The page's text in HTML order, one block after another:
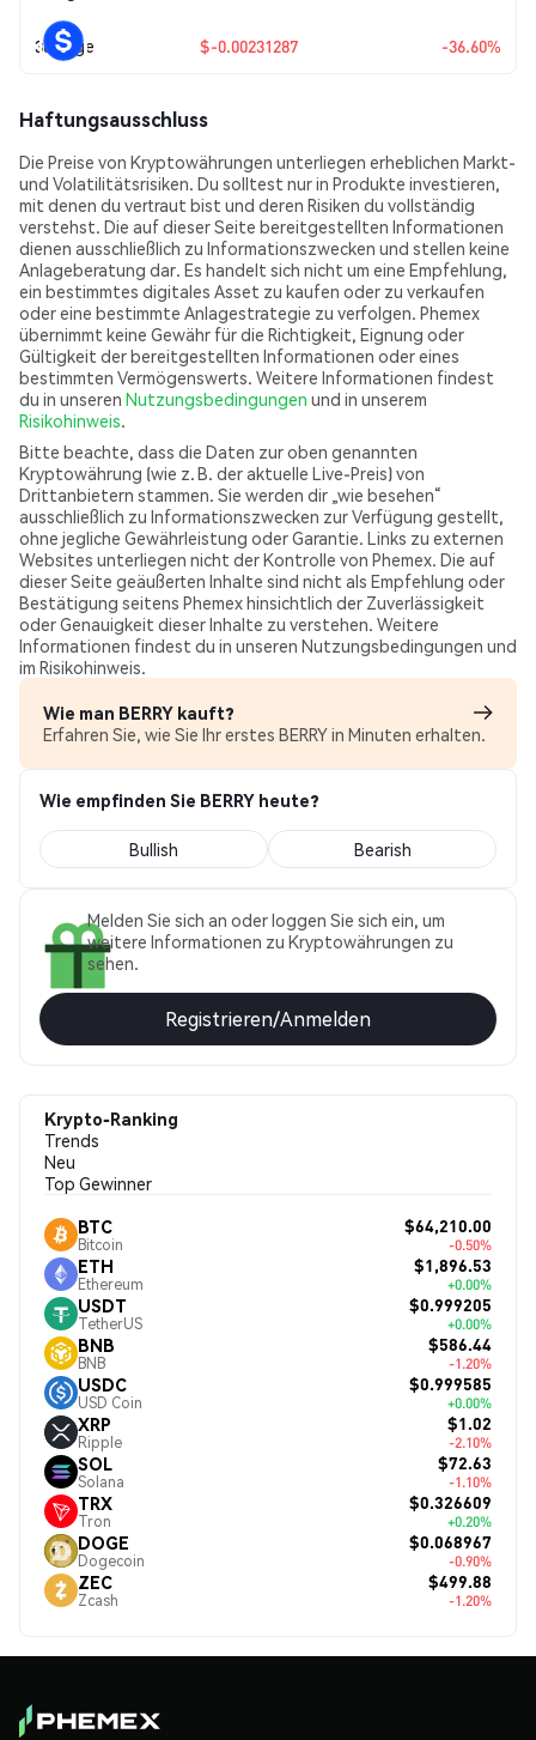
30 Tage $-0.00231287 -36.60%
Haftungsausschluss
Die Preise von Kryptowährungen unterliegen erheblichen Markt-
und Volatilitätsrisiken. Du solltest nur in Produkte investieren,
mit denen du vertraut bist und deren Risiken du vollständig
verstehst. Die auf dieser Seite bereitgestellten Informationen
dienen ausschließlich zu Informationszwecken und stellen keine
Anlageberatung dar. Es handelt sich nicht um eine Empfehlung,
ein bestimmtes digitales Asset zu kaufen oder zu verkaufen
oder eine bestimmte Anlagestrategie zu verfolgen. Phemex
übernimmt keine Gewähr für die Richtigkeit, Eignung oder
Gültigkeit der bereitgestellten Informationen oder eines
bestimmten Vermögenswerts. Weitere Informationen findest
du in unseren Nutzungsbedingungen und in unserem
Risikohinweis.
Bitte beachte, dass die Daten zur oben genannten
Kryptowährung (wie z. B. der aktuelle Live-Preis) von
Drittanbietern stammen. Sie werden dir „wie besehen“
ausschließlich zu Informationszwecken zur Verfügung gestellt,
ohne jegliche Gewährleistung oder Garantie. Links zu externen
Websites unterliegen nicht der Kontrolle von Phemex. Die auf
dieser Seite geäußerten Inhalte sind nicht als Empfehlung oder
Bestätigung seitens Phemex hinsichtlich der Zuverlässigkeit
oder Genauigkeit dieser Inhalte zu verstehen. Weitere
Informationen findest du in unseren Nutzungsbedingungen und
im Risikohinweis.
Wie man BERRY kauft?
Erfahren Sie, wie Sie Ihr erstes BERRY in Minuten erhalten.
Wie empfinden Sie BERRY heute?
Bullish Bearish
Melden Sie sich an oder loggen Sie sich ein, um
weitere Informationen zu Kryptowährungen zu
sehen.
Registrieren/Anmelden
Krypto-Ranking
Trends
Neu
Top Gewinner
BTC
Bitcoin
$64,210.00
-0.50%
ETH
Ethereum
$1,896.53
+0.00%
USDT
TetherUS
$0.999205
+0.00%
BNB
BNB
$586.44
-1.20%
USDC
USD Coin
$0.999585
+0.00%
XRP
Ripple
$1.02
-2.10%
SOL
Solana
$72.63
-1.10%
TRX
Tron
$0.326609
+0.20%
DOGE
Dogecoin
$0.068967
-0.90%
ZEC
Zcash
$499.88
-1.20%